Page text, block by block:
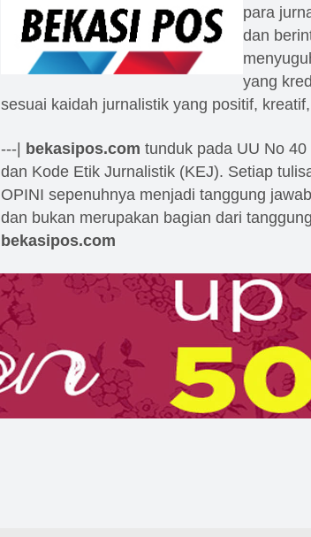
para
dan
yang
sesuai kaidah jurnalistik yang positif,
---| bekasipos.com tunduk pada UU No
dan Kode Etik Jurnalistik (KEJ). Setiap
OPINI sepenuhnya menjadi tanggung
dan bukan merupakan bagian dari
bekasipos.com